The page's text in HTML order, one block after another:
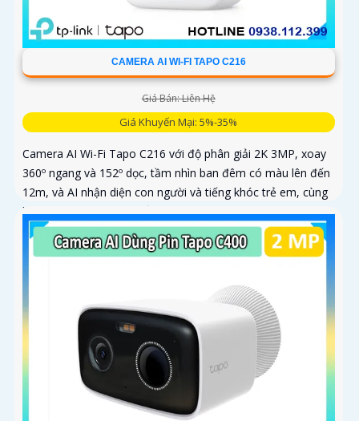
CAMERA AI WI-FI TAPO C216
Giá Bán: Liên Hệ
Giá Khuyến Mại: 5%-35%
Camera AI Wi-Fi Tapo C216 với độ phân giải 2K 3MP, xoay
360º ngang và 152º dọc, tầm nhìn ban đêm có màu lên đến
12m, và AI nhận diện con người và tiếng khóc trẻ em, cùng
khả năng theo dõi chuyển động tự động